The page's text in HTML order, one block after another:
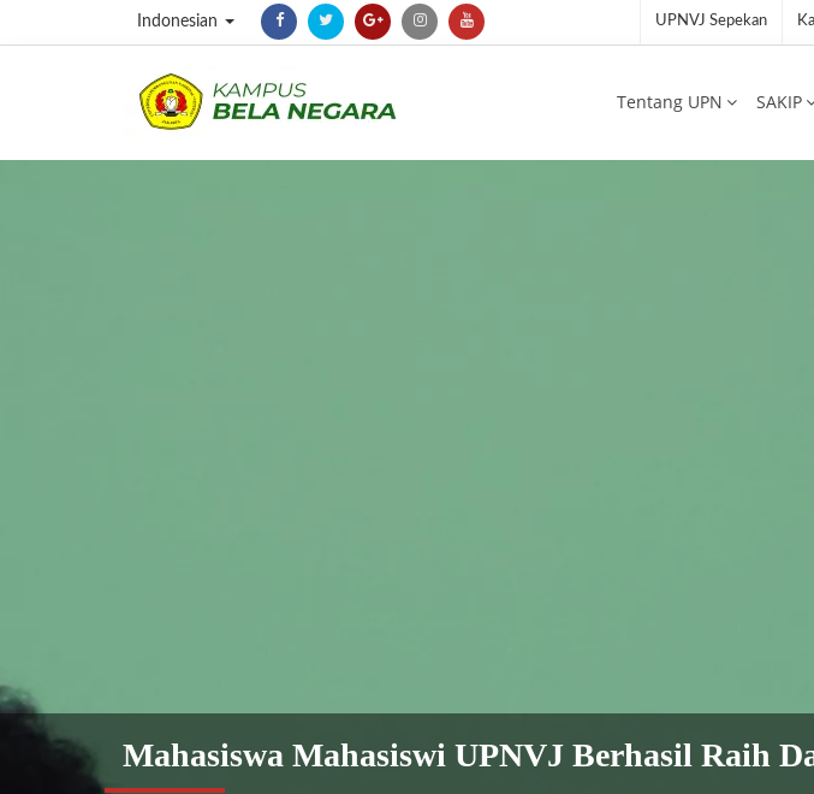
Indonesian UPNVJ Sepekan
Tentang UPN SAKIP
Mahasiswa Mahasiswi UPNVJ Berhasil Raih